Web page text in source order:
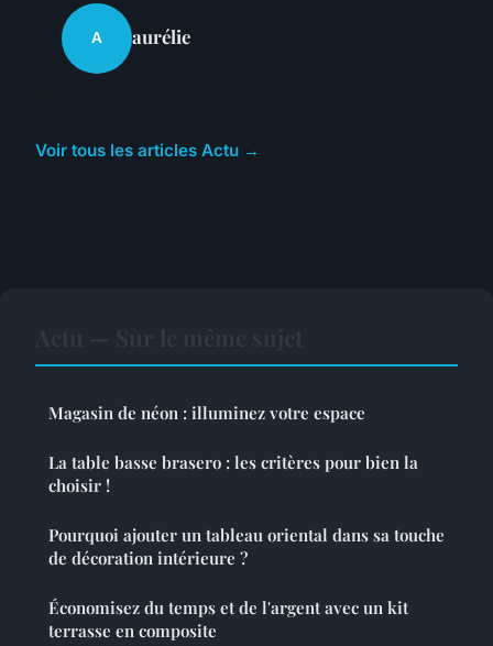
A aurélie
Voir tous les articles Actu →
Magasin de néon : illuminez votre espace
La table basse brasero : les critères pour bien la
choisir !
Pourquoi ajouter un tableau oriental dans sa touche
de décoration intérieure ?
Économisez du temps et de l'argent avec un kit
terrasse en composite